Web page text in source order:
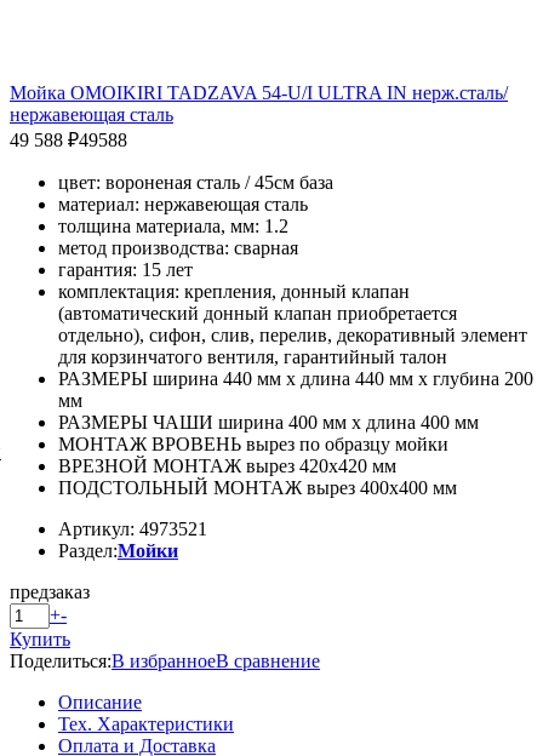
Мойка OMOIKIRI TADZAVA 54-U/I ULTRA IN нерж.сталь/
нержавеющая сталь
49 588 ₽49588
цвет: вороненая сталь / 45см база
материал: нержавеющая сталь
толщина материала, мм: 1.2
метод производства: сварная
гарантия: 15 лет
комплектация: крепления, донный клапан
(автоматический донный клапан приобретается
отдельно), сифон, слив, перелив, декоративный элемент
для корзинчатого вентиля, гарантийный талон
РАЗМЕРЫ ширина 440 мм x длина 440 мм x глубина 200
мм
РАЗМЕРЫ ЧАШИ ширина 400 мм x длина 400 мм
МОНТАЖ ВРОВЕНЬ вырез по образцу мойки
ВРЕЗНОЙ МОНТАЖ вырез 420x420 мм
ПОДСТОЛЬНЫЙ МОНТАЖ вырез 400x400 мм
Артикул: 4973521
Раздел:Мойки
предзаказ
+-
Купить
Поделиться:В избранноеВ сравнение
Описание
Тех. Характеристики
Оплата и Доставка